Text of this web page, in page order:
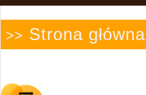
>> Strona główna